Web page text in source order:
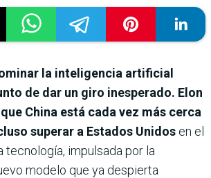
la inteligencia artificial
de dar un giro inesperado. Elon
China está cada vez más cerca
superar a Estados Unidos en el
tecnología, impulsada por la
modelo que ya despierta